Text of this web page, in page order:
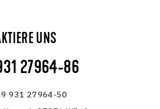
UNS
27964-86
931 27964-50